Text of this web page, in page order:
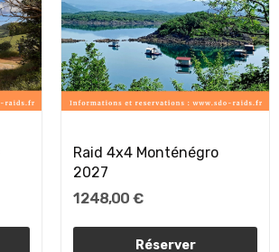
Raid 4x4 Monténégro
2027
1 248,00 €
Réserver